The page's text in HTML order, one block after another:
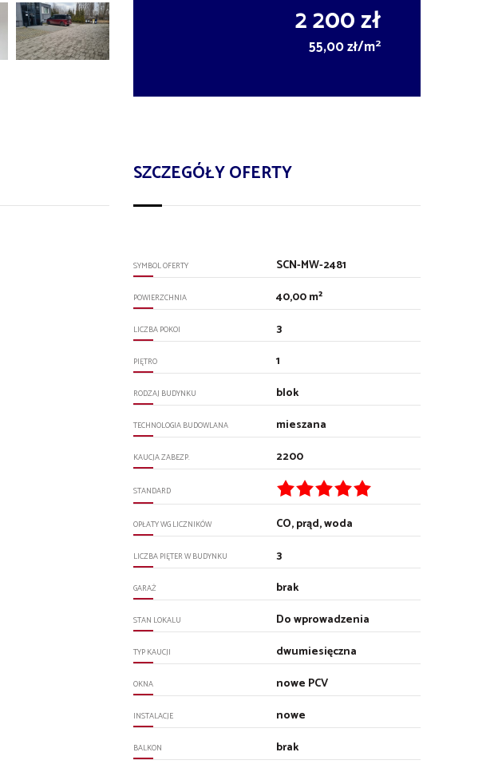
2 200 zł
55,00 zł/m2
SZCZEGÓŁY OFERTY
SYMBOL OFERTY SCN-MW-2481
POWIERZCHNIA 40,00 m²
LICZBA POKOI 3
PIĘTRO 1
RODZAJ BUDYNKU blok
TECHNOLOGIA BUDOWLANA mieszana
KAUCJA ZABEZP. 2200
STANDARD
OPŁATY WG LICZNIKÓW CO, prąd, woda
LICZBA PIĘTER W BUDYNKU 3
GARAŻ brak
STAN LOKALU Do wprowadzenia
TYP KAUCJI dwumiesięczna
OKNA nowe PCV
INSTALACJE nowe
BALKON brak